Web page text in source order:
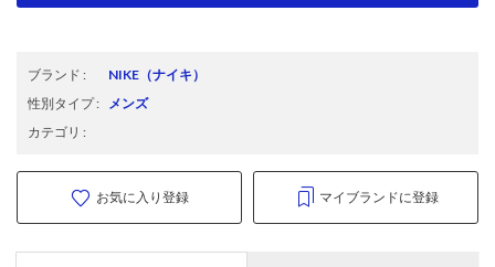
ブランド : NIKE （ナイキ）
性別タイプ:
メンズ
カテゴリ :
お気に入り登録 マイブランドに登録